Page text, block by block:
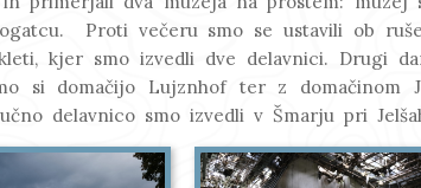
Proti večeru smo se ustavili ob
kjer smo izvedli dve delavnici. Drugi
si domačijo Lujznhof ter z domačinom
delavnico smo izvedli v Šmarju pri